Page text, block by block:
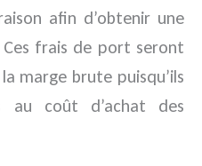
afin d’obtenir une
frais de port seront
marge brute puisqu’ils
au coût d’achat des